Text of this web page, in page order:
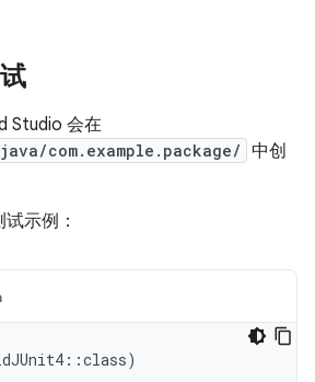
Studio 会在
com.example.package/ 中创
示例：
::class)